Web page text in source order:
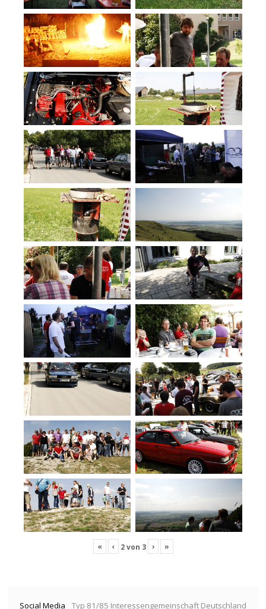
« ‹ 2von 3 › »
Social Media Typ 81/85 Interessengemeinschaft Deutschland